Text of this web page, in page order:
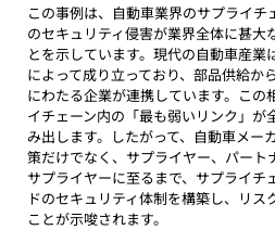
この事例は、自動車業界のサプライチ
のセキュリティ侵害が業界全体に甚大
とを示しています。現代の自動車産業
によって成り立っており、部品供給か
にわたる企業が連携しています。この
イチェーン内の「最も弱いリンク」が
み出します。したがって、自動車メー
策だけでなく、サプライヤー、パート
サプライヤーに至るまで、サプライチ
ドのセキュリティ体制を構築し、リス
ことが示唆されます。